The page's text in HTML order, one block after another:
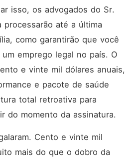
isso, os advogados do Sr.
processarão até a última
como garantirão que você
emprego legal no país. O
e vinte mil dólares anuais,
e pacote de saúde
total retroativa para
do momento da assinatura.
Cento e vinte mil
mais do que o dobro da